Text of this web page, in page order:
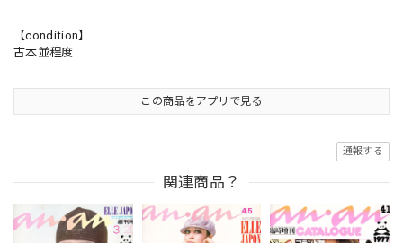
【condition】
古本並程度
この商品をアプリで見る
通報する
関連商品？